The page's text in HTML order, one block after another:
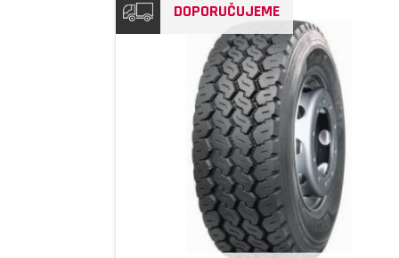
DOPORUČUJEME
DETAIL